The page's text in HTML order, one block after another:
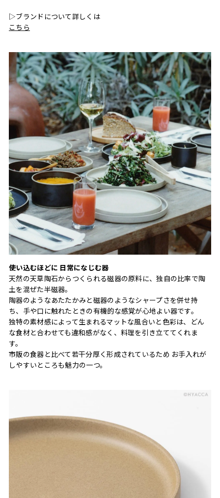
▷ブランドについて詳しくは
こちら
使い込むほどに 日常になじむ器
天然の天草陶石からつくられる磁器の原料に、独自の比率で陶
土を混ぜた半磁器。
陶器のようなあたたかみと磁器のようなシャープさを併せ持
ち、手や口に触れたときの有機的な感覚が心地よい器です。
独特の素材感によって生まれるマットな風合いと色彩は、どん
な食材と合わせても違和感がなく、料理を引き立ててくれま
す。
市販の食器と比べて若干分厚く形成されているため お手入れが
しやすいところも魅力の一つ。